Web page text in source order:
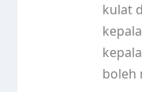
kulat
boleh